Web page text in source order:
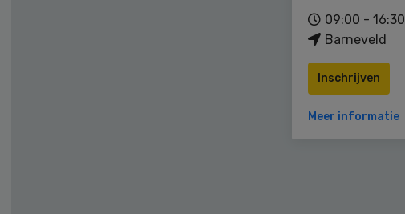
09:00 - 16:30
Barneveld
Inschrijven
Meer informatie